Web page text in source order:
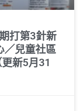
打第3針新
／兒童社區
新5月31